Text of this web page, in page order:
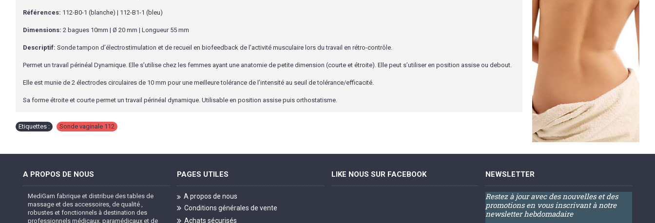
Références: 112-B0-1 (blanche) | 112-B1-1 (bleu)
Dimensions: 2 bagues 10mm | Ø 20 mm | Longueur 55 mm
Descriptif: Sonde tampon d’électrostimulation et de recueil en biofeedback de l’activité musculaire lors du travail en rétro-contrôle.
Permet un travail périnéal Dynamique. Elle s’utilise chez les femmes ayant une anatomie de petite dimension (courte et étroite). Elle peut s’utiliser en position assise ou debout.
Elle est munie de 2 électrodes circulaires de 10 mm pour une meilleure tolérance de l’intensité au seuil de tolérance/efficacité.
Sa forme étroite et courte permet un travail périnéal dynamique. Utilisable en position assise puis orthostatisme.
Etiquettes : Sonde vaginale 112
A PROPOS DE NOUS
MediGam fabrique et distribue des tables de
massage et des accessoires, de qualité ,
robustes et fonctionnels à destination des
professionnels médicaux, paramédicaux et de
PAGES UTILES
A propos de nous
Conditions générales de vente
Achats sécurisés
LIKE NOUS SUR FACEBOOK NEWSLETTER
Restez à jour avec des nouvelles et des
promotions en vous inscrivant à notre
newsletter hebdomadaire